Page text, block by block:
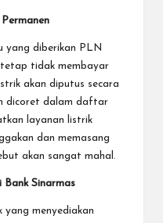
yang diberikan PLN
tetap tidak membayar
akan diputus secara
dicoret dalam daftar
layanan listrik
dan memasang
akan sangat mahal.
Sinarmas
yang menyediakan